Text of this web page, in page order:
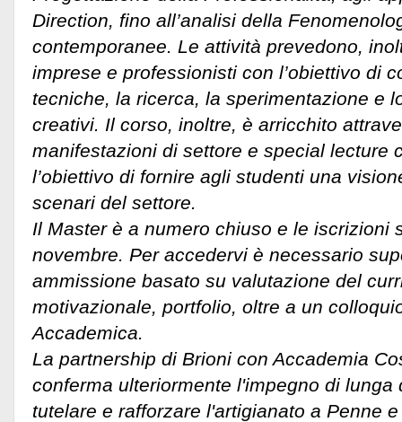
Direction, fino all’analisi della
contemporanee. Le attività prevedono,
imprese e professionisti con l’obiettivo di
tecniche, la ricerca, la sperimentazione e
creativi. Il corso, inoltre, è arricchito
manifestazioni di settore e special lecture
l’obiettivo di fornire agli studenti una
scenari del settore.
Il Master è a numero chiuso e le iscrizioni
novembre. Per accedervi è necessario
ammissione basato su valutazione del
motivazionale, portfolio, oltre a un
Accademica.
La partnership di Brioni con Accademia
conferma ulteriormente l'impegno di lunga
tutelare e rafforzare l'artigianato a Penne